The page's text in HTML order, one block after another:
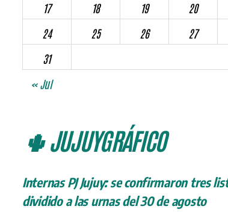
17
18 19 20
24
25 26 27
31
« Jul
🌵 JUJUYGRÁFICO
Internas PJ Jujuy: se confirmaron tres
dividido a las urnas del 30 de agosto